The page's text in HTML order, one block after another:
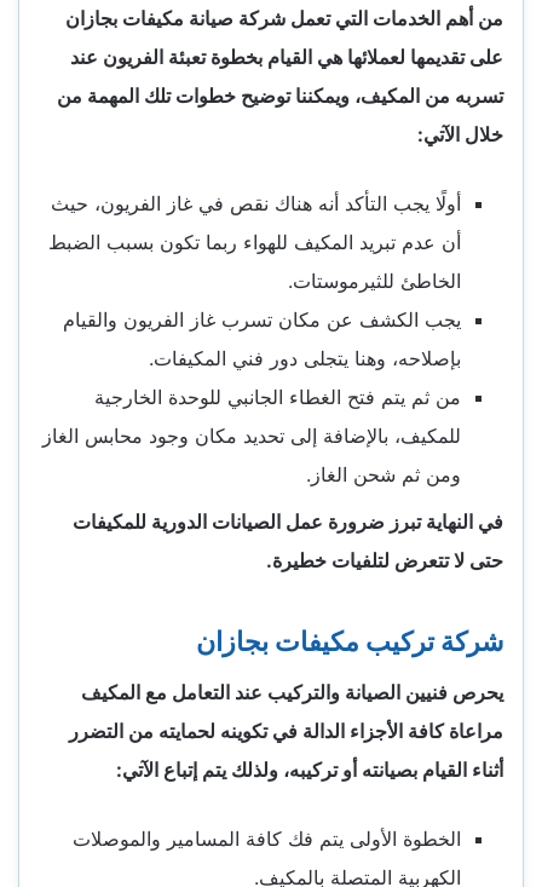
من أهم الخدمات التي تعمل شركة صيانة مكيفات بجازان
على تقديمها لعملائها هي القيام بخطوة تعبئة الفريون عند
تسربه من المكيف، ويمكننا توضيح خطوات تلك المهمة من
خلال الآتي:
أولًا يجب التأكد أنه هناك نقص في غاز الفريون، حيث
أن عدم تبريد المكيف للهواء ربما تكون بسبب الضبط
الخاطئ للثيرموستات.
يجب الكشف عن مكان تسرب غاز الفريون والقيام
بإصلاحه، وهنا يتجلى دور فني المكيفات.
من ثم يتم فتح الغطاء الجانبي للوحدة الخارجية
للمكيف، بالإضافة إلى تحديد مكان وجود محابس الغاز
ومن ثم شحن الغاز.
في النهاية تبرز ضرورة عمل الصيانات الدورية للمكيفات
حتى لا تتعرض لتلفيات خطيرة.
شركة تركيب مكيفات بجازان
يحرص فنيين الصيانة والتركيب عند التعامل مع المكيف
مراعاة كافة الأجزاء الدالة في تكوينه لحمايته من التضرر
أثناء القيام بصيانته أو تركيبه، ولذلك يتم إتباع الآتي:
الخطوة الأولى يتم فك كافة المسامير والموصلات
الكهربية المتصلة بالمكيف.